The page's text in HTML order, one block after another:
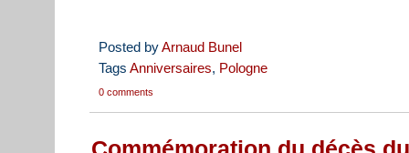
Posted byArnaud Bunel
Tags Anniversaires, Pologne
0 comments